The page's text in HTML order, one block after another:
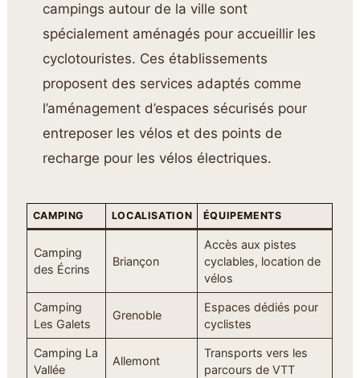
campings autour de la ville sont
spécialement aménagés pour accueillir les
cyclotouristes. Ces établissements
proposent des services adaptés comme
l’aménagement d’espaces sécurisés pour
entreposer les vélos et des points de
recharge pour les vélos électriques.
CAMPING LOCALISATION ÉQUIPEMENTS
Camping
des Écrins
Briançon
Accès aux pistes
cyclables, location de
vélos
Camping
Les Galets
Grenoble
Espaces dédiés pour
cyclistes
Camping La
Vallée
Allemont
Transports vers les
parcours de VTT